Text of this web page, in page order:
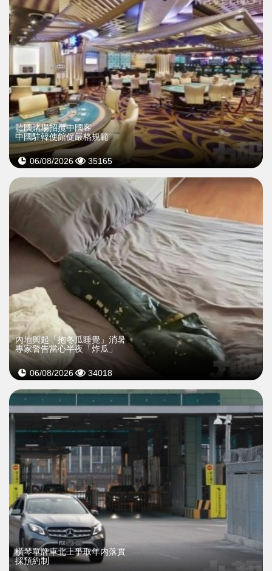
韓國賭場招攬中國客
中國駐韓使館促嚴格規範
06/08/2026 35165
內地興起「抱冬瓜睡覺」消暑
專家警告當心半夜「炸瓜」
06/08/2026 34018
橫琴單牌車北上爭取年内落實
採預約制